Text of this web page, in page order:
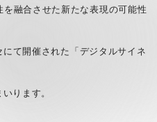
融合させた新たな表現の可能性
て開催された「デジタルサイネ
ります。